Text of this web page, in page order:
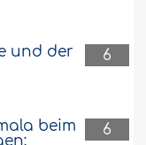
6
und der
6
beim